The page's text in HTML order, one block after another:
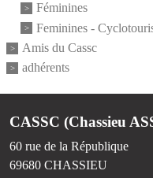
Féminines
Feminines -
Amis du Cassc
adhérents
CASSC (Chassieu
60 rue de la République
69680 CHASSIEU